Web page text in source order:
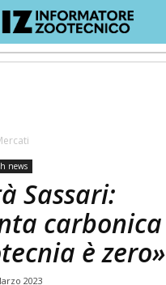
news
Sassari:
carbonica
è zero»
2023